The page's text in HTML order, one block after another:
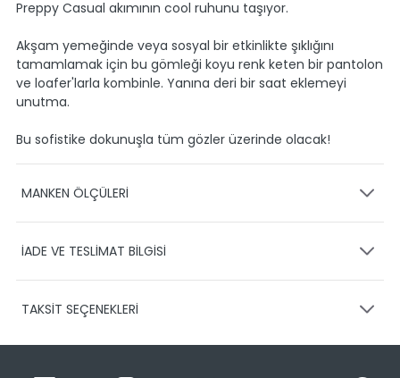
Preppy Casual akımının cool ruhunu taşıyor.
Akşam yemeğinde veya sosyal bir etkinlikte şıklığını
tamamlamak için bu gömleği koyu renk keten bir pantolon
ve loafer'larla kombinle. Yanına deri bir saat eklemeyi
unutma.
Bu sofistike dokunuşla tüm gözler üzerinde olacak!
MANKEN ÖLÇÜLERİ
Model Bel:77
Model Gögüs:96
Model Boy:185
Model Kalça:94
İADE VE TESLİMAT BİLGİSİ
Ürünlerinizin gönderimini anlaşmalı olduğumuz PTT,
1-3 iş günü içerisinde kargoya teslim edilir.
TAKSİT SEÇENEKLERİ